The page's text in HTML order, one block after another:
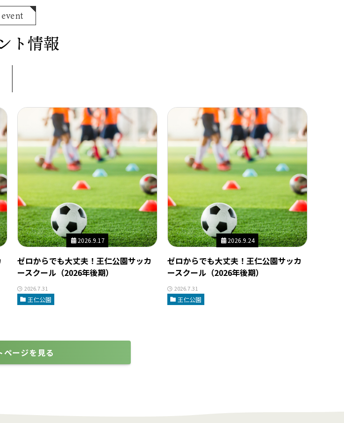
event
ト情報
2026.9.17
ゼロからでも大丈夫！王仁公園サッカ
ースクール（2026年後期）
2026.7.31
王仁公園
2026.9.24
ゼロからでも大丈夫！王仁公園サッカ
ースクール（2026年後期）
2026.7.31
王仁公園
ページを見る